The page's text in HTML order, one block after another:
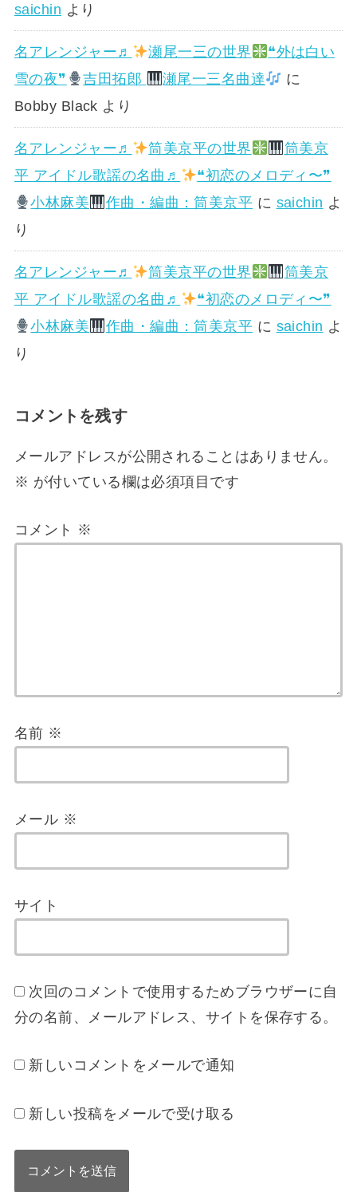
saichin より
名アレンジャー♬ 瀬尾一三の世界
❝外は白い
雪の夜❞
吉田拓郎 瀬尾一三名曲達
に
Bobby Black より
名アレンジャー♬ 筒美京平の世界
筒美京
平 アイドル歌謡の名曲♬
❝初恋のメロディ〜❞
小林麻美
作曲・編曲：筒美京平 に saichin よ
り
名アレンジャー♬ 筒美京平の世界
筒美京
平 アイドル歌謡の名曲♬
❝初恋のメロディ〜❞
小林麻美
作曲・編曲：筒美京平 に saichin よ
り
コメントを残す
メールアドレスが公開されることはありません。
※ が付いている欄は必須項目です
コメント ※
名前 ※
メール ※
サイト
次回のコメントで使用するためブラウザーに自
分の名前、メールアドレス、サイトを保存する。
新しいコメントをメールで通知
新しい投稿をメールで受け取る